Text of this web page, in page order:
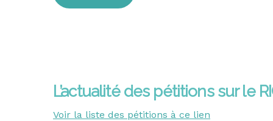
L’actualité des pétitions sur le
Voir la liste des pétitions à ce lien